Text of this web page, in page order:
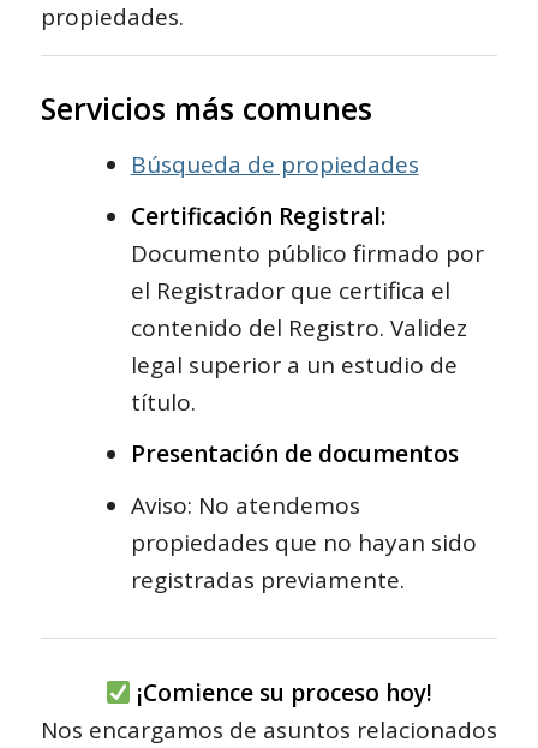
propiedades.
Servicios más comunes
Búsqueda de propiedades
Certificación Registral:
Documento público firmado por
el Registrador que certifica el
contenido del Registro. Validez
legal superior a un estudio de
título.
Presentación de documentos
Aviso: No atendemos
propiedades que no hayan sido
registradas previamente.
¡Comience su proceso hoy!
Nos encargamos de asuntos relacionados